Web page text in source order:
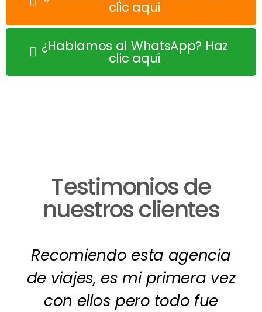
clic aquí
¿Hablamos al WhatsApp? Haz
clic aquí
Testimonios de
nuestros clientes
Recomiendo esta agencia
de viajes, es mi primera vez
con ellos pero todo fue